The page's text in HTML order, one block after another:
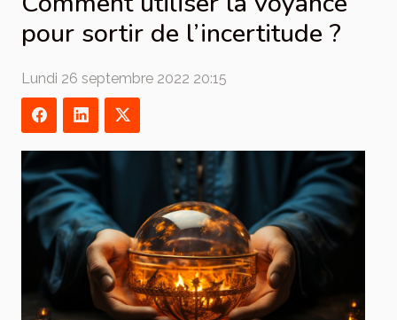
pour sortir de l’incertitude ?
Lundi 26 septembre 2022 20:15